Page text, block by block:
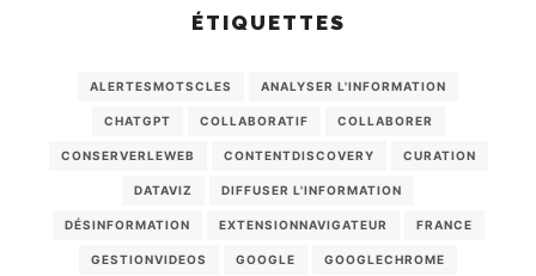
ÉTIQUETTES
ALERTESMOTSCLES ANALYSER L'INFORMATION
CHATGPT COLLABORATIF COLLABORER
CONSERVERLEWEB CONTENTDISCOVERY CURATION
DATAVIZ DIFFUSER L'INFORMATION
DÉSINFORMATION EXTENSIONNAVIGATEUR FRANCE
GESTIONVIDEOS GOOGLE GOOGLECHROME